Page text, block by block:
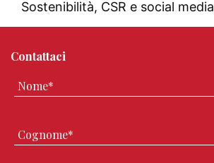
Sostenibilità, CSR e social media
Contattaci